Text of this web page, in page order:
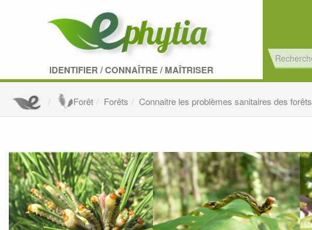
IDENTIFIER /CONNAÎTRE/MAÎTRISER
Forêt Forêts Connaitre les problèmes sanitaires des forêts